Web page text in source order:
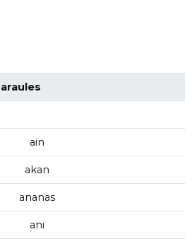
ain
akan
ananas
ani